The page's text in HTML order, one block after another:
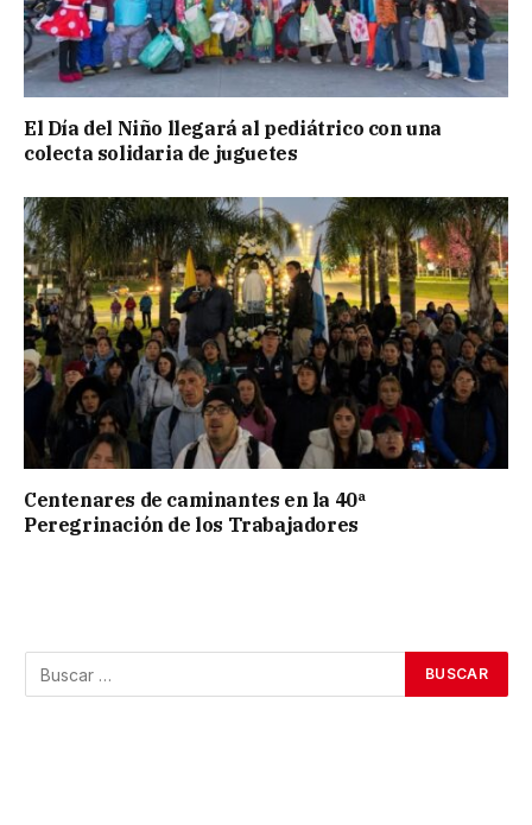
El Día del Niño llegará al pediátrico con una
colecta solidaria de juguetes
Centenares de caminantes en la 40ª
Peregrinación de los Trabajadores